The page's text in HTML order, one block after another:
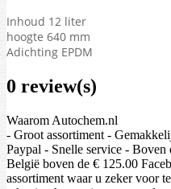
Inhoud 12 liter
hoogte 640 mm
Adichting EPDM
0 review(s)
Waarom Autochem.nl
- Groot assortiment -
Paypal - Snelle service -
België boven de € 125.00
assortiment waar u zeker voor